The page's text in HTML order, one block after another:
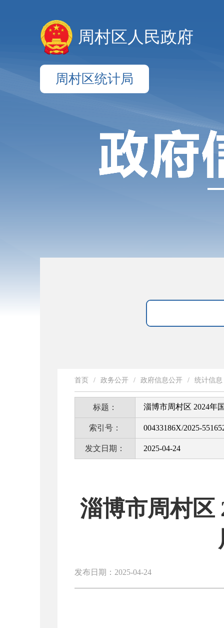
周村区人民政府
周村区统计局
首页 / 政务公开 / 政府信息公开 / 统计信息
标题： 淄博市周村区 2024年
索引号： 00433186X/2025-
发文日期： 2025-04-24
淄博市周村区
发布日期：2025-04-24